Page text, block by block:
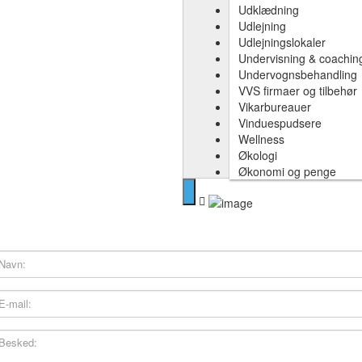
Udklædning
Udlejning
Udlejningslokaler
Undervisning &
Undervognsbehandling
VVS firmaer og tilbehør
Vikarbureauer
Vinduespudsere
Wellness
Økologi
Økonomi og penge